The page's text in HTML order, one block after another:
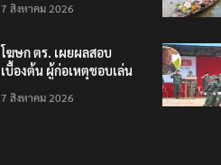
ปืนเถื่อน
7 สิงหาคม 2026
โฆษก ตร. เผยผลสอบ
เบื้องต้น ผู้ก่อเหตุชอบเล่น
เหตุรุนแรงก่อนลงมือ
7 สิงหาคม 2026